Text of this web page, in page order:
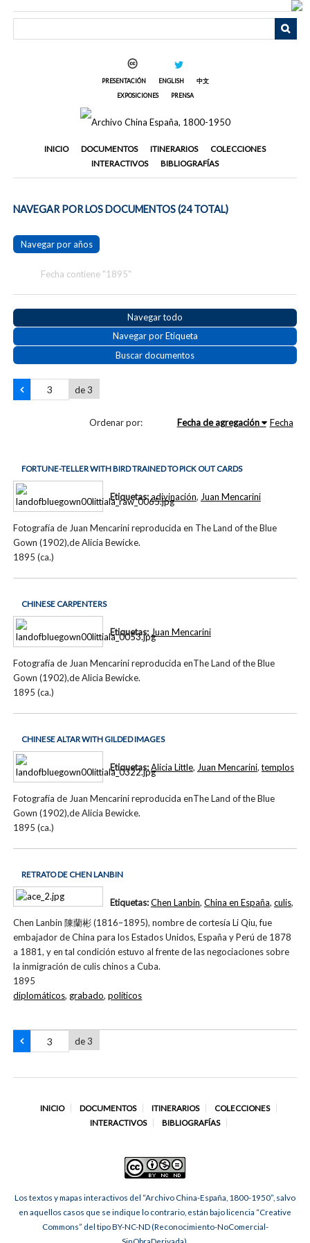
PRESENTACIÓN ENGLISH
中文
EXPOSICIONES
PRENSA
INICIO DOCUMENTOS ITINERARIOS
COLECCIONES
INTERACTIVOS
BIBLIOGRAFÍAS
NAVEGAR POR LOS DOCUMENTOS (24 TOTAL)
Navegar por años
Fecha contiene "1895"
Navegar todo
Navegar por Etiqueta
Buscar documentos
de 3
Ordenar por: Fecha de agregación Fecha
FORTUNE-TELLER WITH BIRD TRAINED TO PICK OUT CARDS
Fotografía de Juan Mencarini reproducida en The Land of the Blue
Gown (1902),de Alicia Bewicke.
1895 (ca.)
Etiquetas:adivinación, Juan Mencarini
CHINESE CARPENTERS
Fotografía de Juan Mencarini reproducida enThe Land of the Blue
Gown (1902),de Alicia Bewicke.
1895 (ca.)
Etiquetas: Juan Mencarini
CHINESE ALTAR WITH GILDED IMAGES
Fotografía de Juan Mencarini reproducida enThe Land of the Blue
Gown (1902),de Alicia Bewicke.
1895 (ca.)
Etiquetas:Alicia Little, Juan Mencarini,templos
RETRATO DE CHEN LANBIN
Chen Lanbin 陳蘭彬 (1816–1895), nombre de cortesía Li Qiu, fue
embajador de China para los Estados Unidos, España y Perú de 1878
a 1881, y en tal condición estuvo al frente de las negociaciones sobre
la inmigración de culis chinos a Cuba.
1895
Etiquetas:Chen Lanbin, China en España, culis,
diplomáticos, grabado,políticos
de 3
INICIO DOCUMENTOS ITINERARIOS
COLECCIONES
INTERACTIVOS
BIBLIOGRAFÍAS
Los textos y mapas interactivos del “Archivo China-España, 1800-1950”, salvo
en aquellos casos que se indique lo contrario, están bajo licencia “Creative
Commons” del tipo BY-NC-ND (Reconocimiento-NoComercial-